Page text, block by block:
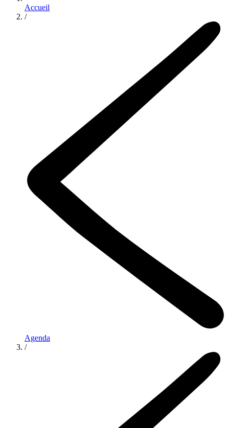
Accueil
/
Agenda
/